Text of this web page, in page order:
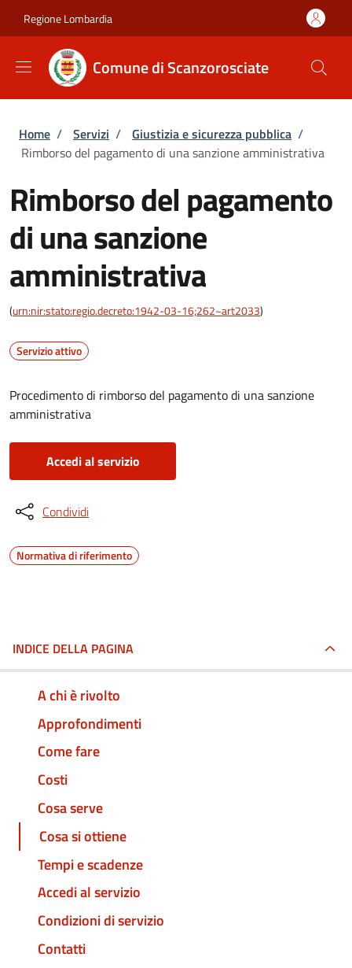
Regione Lombardia
Comune di Scanzorosciate
Briciole di pane
Home / Servizi / Giustizia e sicurezza pubblica /
Rimborso del pagamento di una sanzione amministrativa
Rimborso del pagamento
di una sanzione
amministrativa
(urn:nir:stato:regio.decreto:1942-03-16;262~art2033)
Servizio attivo
Procedimento di rimborso del pagamento di una sanzione
amministrativa
Accedi al servizio
Condividi
Normativa di riferimento
INDICE DELLA PAGINA
A chi è rivolto
Approfondimenti
Come fare
Costi
Cosa serve
Cosa si ottiene
Tempi e scadenze
Accedi al servizio
Condizioni di servizio
Contatti